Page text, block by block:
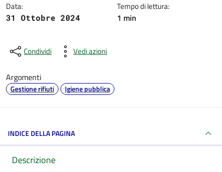
Data:
31 Ottobre 2024
Tempo di lettura:
1 min
Condividi Vedi azioni
Argomenti
Gestione rifiuti Igiene pubblica
INDICE DELLA PAGINA
Descrizione